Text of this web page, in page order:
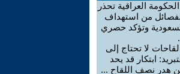
الحكومة العراقية تحذر
من استهداف
وتؤكد حصري
لقاحات لا تحتاج إلى
ابتكار قد يحد
هدر نصف اللقاح ...